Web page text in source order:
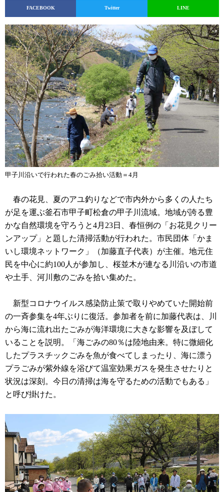
FACEBOOK Twitter LINE
甲子川沿いで行われた春のごみ拾い活動＝4月
春の花見、夏のアユ釣りなどで市内外から多くの人たち
が足を運ぶ釜石市甲子町松倉の甲子川流域。地域が誇る豊
かな自然環境を守ろうと4月23日、春恒例の「お花見クリー
ンアップ」と題した清掃活動が行われた。市民団体「かま
いし環境ネットワーク」（加藤直子代表）が主催。地元住
民を中心に約100人が参加し、桜並木が連なる川沿いの市道
や土手、河川敷のごみを拾い集めた。
新型コロナウイルス感染防止策で取りやめていた開始前
の一斉参集を4年ぶりに復活。参加者を前に加藤代表は、川
から海に流れ出たごみが海洋環境に大きな影響を及ぼして
いることを説明。「海ごみの80％は陸地由来。特に微細化
したプラスチックごみを魚が食べてしまったり、海に漂う
プラごみが紫外線を浴びて温室効果ガスを発生させたりと
状況は深刻。今日の清掃は海を守るための活動でもある」
と呼び掛けた。